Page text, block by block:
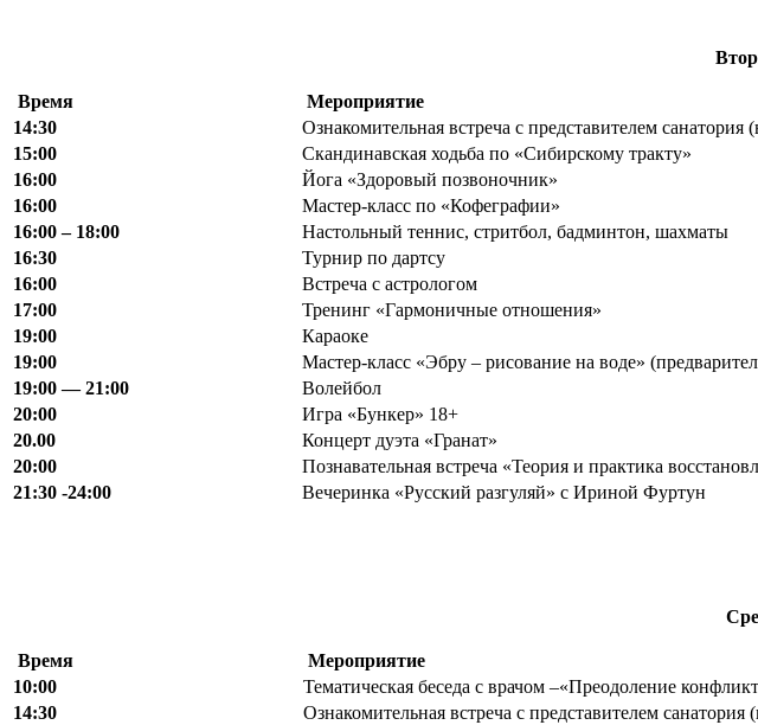
Время Мероприятие
14:30
Ознакомительная встреча с представителем
15:00
Скандинавская ходьба по «Сибирскому тракту»
16:00
Йога «Здоровый позвоночник»
16:00
Мастер-класс по «Кофеграфии»
16:00 – 18:00
Настольный теннис, стритбол, бадминтон, шахматы
16:30
Турнир по дартсу
16:00
Встреча с астрологом
17:00
Тренинг «Гармоничные отношения»
19:00
Караоке
19:00
Мастер-класс «Эбру – рисование на воде»
19:00 — 21:00
Волейбол
20:00
Игра «Бункер» 18+
20.00
Концерт дуэта «Гранат»
20:00
Познавательная встреча «Теория и практика
21:30 -24:00
Вечеринка «Русский разгуляй» с Ириной Фуртун
Время Мероприятие
10:00
Тематическая беседа с врачом –«Преодоление
14:30
Ознакомительная встреча с представителем